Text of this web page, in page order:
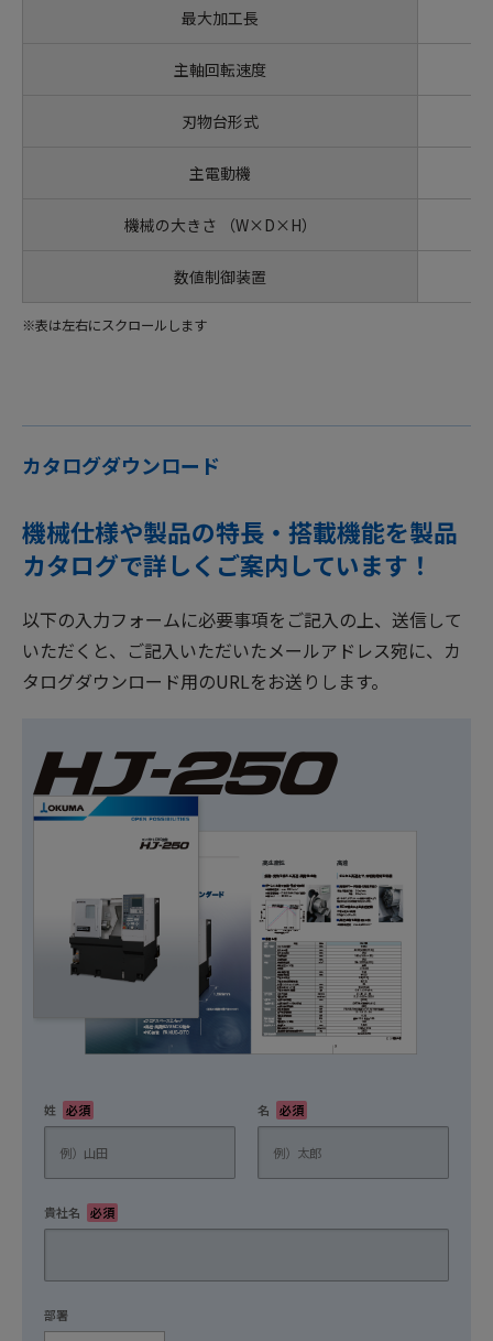
最大加工長
主軸回転速度
刃物台形式
主電動機
機械の大きさ （W×D×H）
数値制御装置
※表は左右にスクロールします
カタログダウンロード
機械仕様や製品の特長・搭載機能を製品
カタログで詳しくご案内しています！
以下の入力フォームに必要事項をご記入の上、送信して
いただくと、ご記入いただいたメールアドレス宛に、カ
タログダウンロード用のURLをお送りします。
姓 必須 名 必須
貴社名 必須
部署